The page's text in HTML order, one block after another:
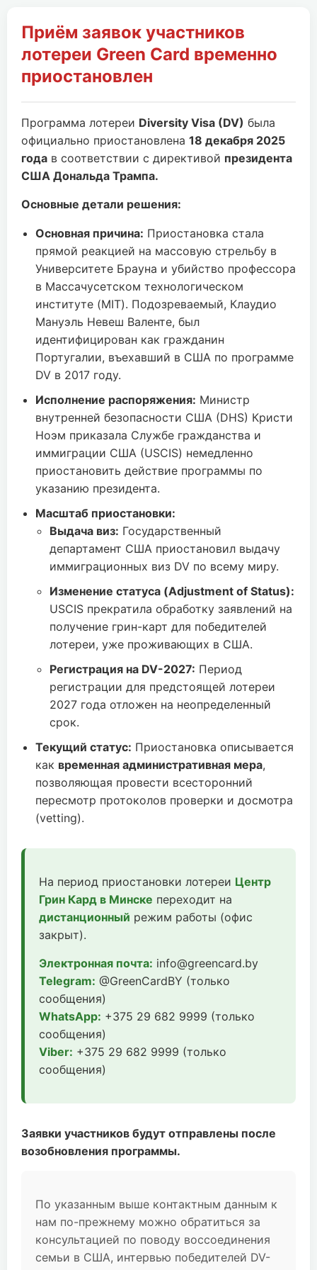
Приём заявок участников
лотереи Green Card временно
приостановлен
Программа лотереи Diversity Visa (DV) была
официально приостановлена 18 декабря 2025
года в соответствии с директивой президента
США Дональда Трампа.
Основные детали решения:
Основная причина: Приостановка стала
прямой реакцией на массовую стрельбу в
Университете Брауна и убийство профессора
в Массачусетском технологическом
институте (MIT). Подозреваемый, Клаудио
Мануэль Невеш Валенте, был
идентифицирован как гражданин
Португалии, въехавший в США по программе
DV в 2017 году.
Исполнение распоряжения: Министр
внутренней безопасности США (DHS) Кристи
Ноэм приказала Службе гражданства и
иммиграции США (USCIS) немедленно
приостановить действие программы по
указанию президента.
Масштаб приостановки:
Выдача виз: Государственный
департамент США приостановил выдачу
иммиграционных виз DV по всему миру.
Изменение статуса (Adjustment of Status):
USCIS прекратила обработку заявлений на
получение грин-карт для победителей
лотереи, уже проживающих в США.
Регистрация на DV-2027: Период
регистрации для предстоящей лотереи
2027 года отложен на неопределенный
срок.
Текущий статус: Приостановка описывается
как временная административная мера,
позволяющая провести всесторонний
пересмотр протоколов проверки и досмотра
(vetting).
На период приостановки лотереи Центр
Грин Кард в Минске переходит на
дистанционный режим работы (офис
закрыт).
Электронная почта: info@greencard.by
Telegram: @GreenCardBY (только
сообщения)
WhatsApp: +375 29 682 9999 (только
сообщения)
Viber: +375 29 682 9999 (только
сообщения)
Заявки участников будут отправлены после
возобновления программы.
По указанным выше контактным данным к
нам по-прежнему можно обратиться за
консультацией по поводу воссоединения
семьи в США, интервью победителей DV-